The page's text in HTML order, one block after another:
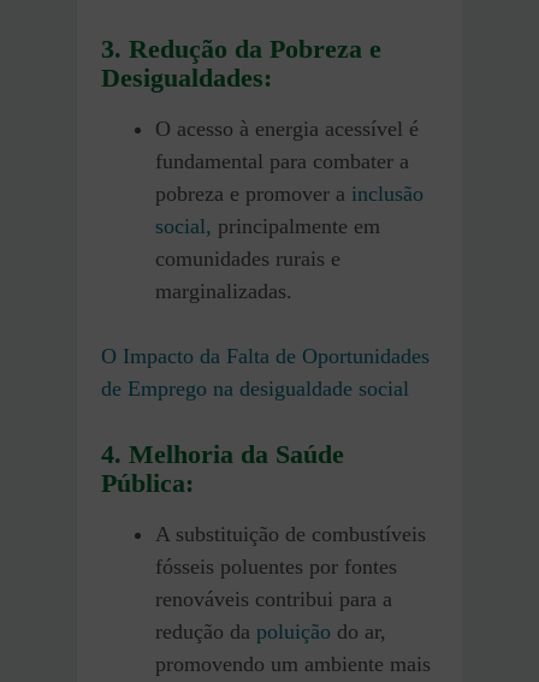
3. Redução da Pobreza e
Desigualdades:
O acesso à energia acessível é
fundamental para combater a
pobreza e promover a inclusão
social, principalmente em
comunidades rurais e
marginalizadas.
O Impacto da Falta de Oportunidades
de Emprego na desigualdade social
4. Melhoria da Saúde
Pública:
A substituição de combustíveis
fósseis poluentes por fontes
renováveis contribui para a
redução da poluição do ar,
promovendo um ambiente mais